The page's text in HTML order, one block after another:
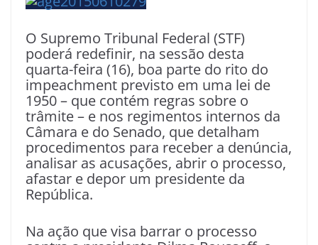
O Supremo Tribunal Federal (STF)
poderá redefinir, na sessão desta
quarta-feira (16), boa parte do rito do
impeachment previsto em uma lei de
1950 – que contém regras sobre o
trâmite – e nos regimentos internos da
Câmara e do Senado, que detalham
procedimentos para receber a denúncia,
analisar as acusações, abrir o processo,
afastar e depor um presidente da
República.
Na ação que visa barrar o processo